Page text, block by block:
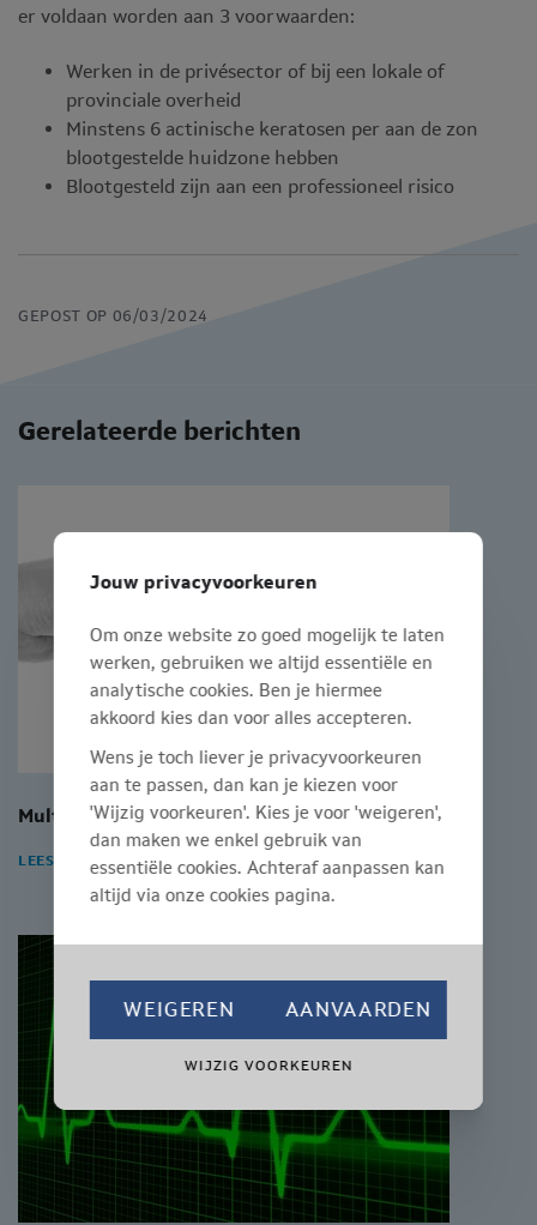
er voldaan worden aan 3 voorwaarden:
Werken in de privésector of bij een lokale of
provinciale overheid
Minstens 6 actinische keratosen per aan de zon
blootgestelde huidzone hebben
Blootgesteld zijn aan een professioneel risico
GEPOST OP 06/03/2024
Gerelateerde berichten
Multiple Sclerose en werk
LEES MEER
Jouw privacyvoorkeuren
Om onze website zo goed mogelijk te laten
werken, gebruiken we altijd essentiële en
analytische cookies. Ben je hiermee
akkoord kies dan voor alles accepteren.
Wens je toch liever je privacyvoorkeuren
aan te passen, dan kan je kiezen voor
'Wijzig voorkeuren'. Kies je voor 'weigeren',
dan maken we enkel gebruik van
essentiële cookies. Achteraf aanpassen kan
altijd via onze cookies pagina.
WEIGEREN AANVAARDEN
WIJZIG VOORKEUREN